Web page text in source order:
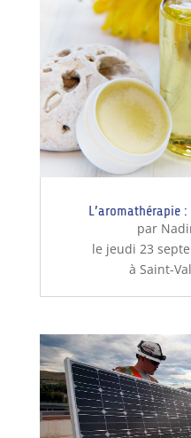
L’aromathérapie
par
le jeudi 23
à Saint-